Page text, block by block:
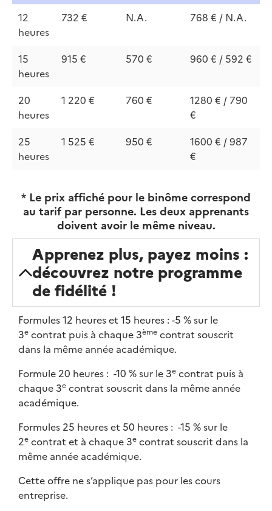
12
heures
732 € N.A. 768 € / N.A.
15
heures
915 € 570 € 960 € / 592 €
20
heures
1 220 € 760 €
1280 € / 790
€
25
heures
1 525 € 950 €
1600 € / 987
€
* Le prix affiché pour le binôme correspond
au tarif par personne. Les deux apprenants
doivent avoir le même niveau.
Apprenez plus, payez moins :
découvrez notre programme
de fidélité ​!
Formules 12 heures et 15 heures : -5 % sur le
3e contrat puis à chaque 3ème contrat souscrit
dans la même année académique.
Formule 20 heures : -10 % sur le 3e contrat puis à
chaque 3e contrat souscrit dans la même année
académique.
Formules 25 heures et 50 heures : -15 % sur le
2e contrat et à chaque 3e contrat souscrit dans la
même année académique.
Cette offre ne s’applique pas pour les cours
entreprise.